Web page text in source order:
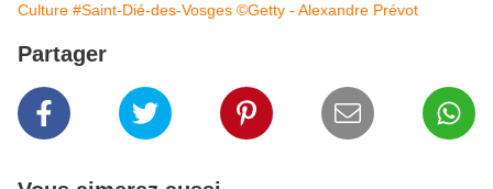
Culture #Saint-Dié-des-Vosges ©Getty - Alexandre Prévot
Partager